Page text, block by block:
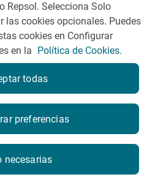
con el restaurante.
de cookies
Repsol. Selecciona Solo
las cookies opcionales. Puedes
cookies en Configurar
en la Política de Cookies.
preferencias
necesarias
todas